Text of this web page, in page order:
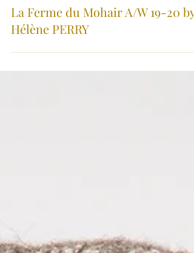
La Ferme du Mohair A/W 19-20 by